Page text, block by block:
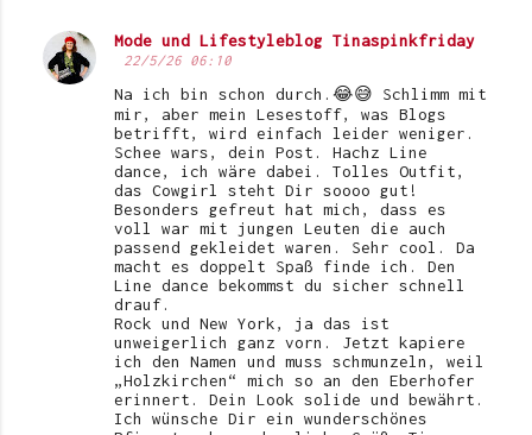
K
Mode und Lifestyleblog Tinaspinkfriday
22/5/26 06:10
Na ich bin schon durch.😂😅 Schlimm mit
mir, aber mein Lesestoff, was Blogs
betrifft, wird einfach leider weniger.
Schee wars, dein Post. Hachz Line
dance, ich wäre dabei. Tolles Outfit,
das Cowgirl steht Dir soooo gut!
Besonders gefreut hat mich, dass es
voll war mit jungen Leuten die auch
passend gekleidet waren. Sehr cool. Da
macht es doppelt Spaß finde ich. Den
Line dance bekommst du sicher schnell
drauf.
Rock und New York, ja das ist
unweigerlich ganz vorn. Jetzt kapiere
ich den Namen und muss schmunzeln, weil
„Holzkirchen“ mich so an den Eberhofer
erinnert. Dein Look solide und bewährt.
Ich wünsche Dir ein wunderschönes